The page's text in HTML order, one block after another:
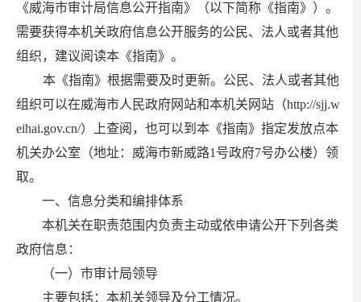
《威海市审计局信息公开指南》（以下简称《指南》）。
需要获得本机关政府信息公开服务的公民、法人或者其他
组织，建议阅读本《指南》。
本《指南》根据需要及时更新。公民、法人或者其他
组织可以在威海市人民政府网站和本机关网站（http://sjj.w
eihai.gov.cn/）上查阅，也可以到本《指南》指定发放点本
机关办公室（地址：威海市新威路1号政府7号办公楼）领
取。
一、信息分类和编排体系
本机关在职责范围内负责主动或依申请公开下列各类
政府信息：
（一）市审计局领导
主要包括：本机关领导及分工情况。